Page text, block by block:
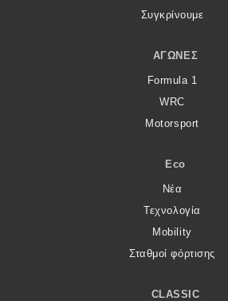
Συγκρίνουμε
ΑΓΏΝΕΣ
Formula 1
WRC
Motorsport
Eco
Νέα
Τεχνολογία
Mobility
Σταθμοί φόρτισης
CLASSIC